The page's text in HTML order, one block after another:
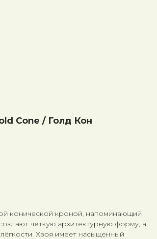
Cone / Голд Кон
конической кроной, напоминающий
чёткую архитектурную форму, а
Хвоя имеет насыщенный